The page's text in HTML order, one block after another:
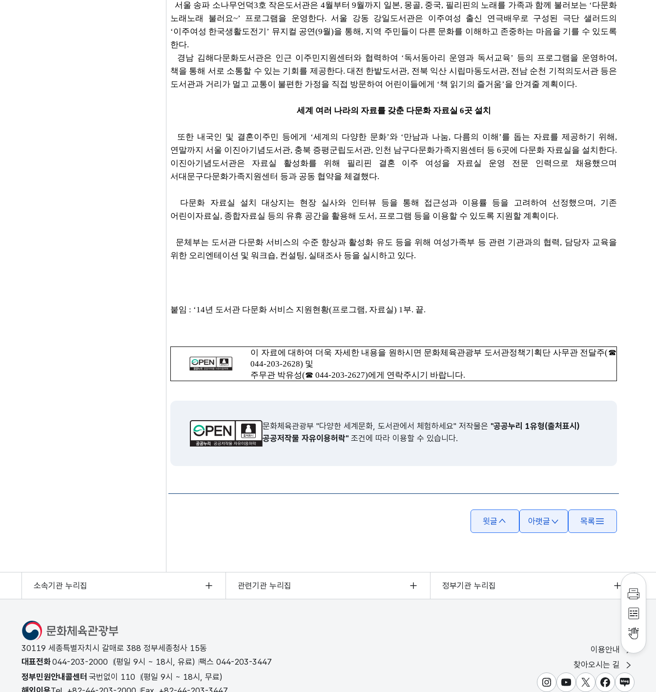
서울 송파 소나무언덕3호 작은도서관은 4월부터 9월까지 일본, 몽골, 중국, 필리핀의 노래를 가족과 함께 불러보는 ‘다문화
노래노래 불러요~’ 프로그램을
운영한다. 서울 강동 강일도서관은 이주여성 출신 연극배우로 구성된 극단 샐러드의
‘이주여성 한국생활도전기’ 뮤지컬 공연(9월)을 통해, 지역 주민들이 다른 문화를 이해하고 존중하는 마음을 기를 수 있도록
한다.
경남 김해다문화도서관은 인근 이주민지원센터와 협력하여 ‘독서동아리 운영과 독서교육’ 등의 프로그램을 운영하여,
책을 통해 서로 소통할 수 있는 기회를 제공한다. 대전 한밭도서관, 전북 익산 시립마동도서관, 전남 순천 기적의도서관 등은
도서관과 거리가 멀고 교통이 불편한 가정을 직접 방문하여 어린이들에게 ‘책 읽기의 즐거움’을 안겨줄 계획이다.
세계 여러 나라의 자료를 갖춘 다문화 자료실 6곳 설치
또한 내국인 및 결혼이주민 등에게 ‘세계의 다양한 문화’와 ‘만남과 나눔, 다름의 이해’를 돕는 자료를 제공하기 위해,
연말까지 서울 이진아기념도서관, 충북 증평군립도서관, 인천 남구다문화가족지원센터 등 6곳에 다문화 자료실을 설치 한다.
이진아기념도서관은 자료실 활성화를 위해 필리핀 결혼 이주 여성을 자료실
운영 전문 인력으로 채용했으며
서대문구다문화가족지원센터 등과 공동 협약을 체결했다.
다문화 자료실 설치 대상지는 현장 실사와 인터뷰 등을 통해 접근성과 이용률 등을 고려하여
선정했으며, 기존
어린이자료실, 종합자료실 등의 유휴 공간을 활용해 도서, 프로그램 등을 이용할 수 있도록 지원할 계획이다.
문체부는 도서관 다문화 서비스의 수준 향상과 활성화 유도 등을 위해 여성가족부 등 관련 기관과의 협력, 담당자 교육을
위한 오리엔테이션 및 워크숍, 컨설팅, 실태조사 등을 실시하고 있다.
붙임 : ‘14년 도서관 다문화 서비스 지원현황(프로그램, 자료실) 1부. 끝.
이 자료에 대하여 더욱 자세한 내용을 원하시면 문화체육관광부 도서관정책기획단 사무관 전달주(☎
044-203-2628) 및
주무관 박유성(☎ 044-203-2627)에게 연락주시기 바랍니다.
문화체육관광부 "다양한 세계문화, 도서관에서 체험하세요" 저작물은 "공공누리 1유형(출처표시)
공공저작물 자유이용허락" 조건에 따라 이용할 수 있습니다.
윗글 아랫글 목록
인쇄
점자
점자
소속기관 누리집 관련기관 누리집 정부기관 누리집
문화체육관광부
30119 세종특별자치시 갈매로 388 정부세종청사 15동
대표전화044-203-2000 (평일 9시 ~ 18시, 유료) 팩스 044-203-3447
정부민원안내콜센터 국번없이 110
(평일 9시 ~ 18시, 무료)
이용안내
찾아오시는 길
인스타그램
유튜브X 페이스북
블로그